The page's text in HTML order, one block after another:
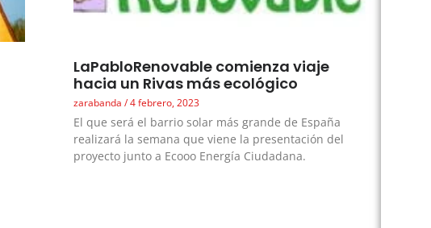
LaPabloRenovable comienza viaje
hacia un Rivas más ecológico
zarabanda 4 febrero, 2023
El que será el barrio solar más grande de España
realizará la semana que viene la presentación del
proyecto junto a Ecooo Energía Ciudadana.